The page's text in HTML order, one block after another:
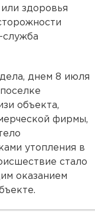
здоровья
служба
днем 8 июля
объекта,
фирмы,
утопления в
стало
оказанием